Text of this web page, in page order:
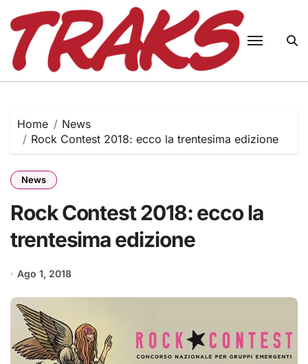
content
Home
News
Rock Contest 2018: ecco la trentesima edizione
News
Rock Contest 2018: ecco la
trentesima edizione
Ago 1, 2018